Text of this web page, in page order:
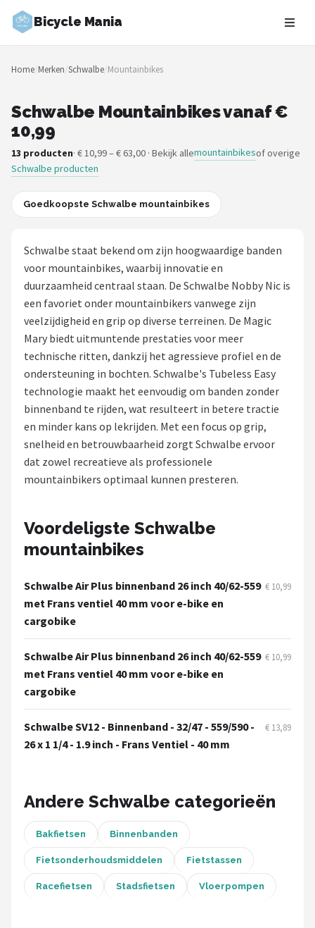
Bicycle Mania
Zoeken
NAVIGATIE
Merken
Blog
Fietsroutes
Stadsfietsen
Elektrische fietsen
Mountainbikes
Shop
POPULAIRE MERKEN
Basil
Volare
AXA
BBB Cycling
Schwalbe
Voltano
Cortina
Home/Merken/Schwalbe/Mountainbikes
Schwalbe Mountainbikes vanaf €
10,99
13 producten· € 10,99 – € 63,00 · Bekijk allemountainbikesof overige
Schwalbe producten
Goedkoopste Schwalbe mountainbikes
Schwalbe staat bekend om zijn hoogwaardige banden
voor mountainbikes, waarbij innovatie en
duurzaamheid centraal staan. De Schwalbe Nobby Nic is
een favoriet onder mountainbikers vanwege zijn
veelzijdigheid en grip op diverse terreinen. De Magic
Mary biedt uitmuntende prestaties voor meer
technische ritten, dankzij het agressieve profiel en de
ondersteuning in bochten. Schwalbe's Tubeless Easy
technologie maakt het eenvoudig om banden zonder
binnenband te rijden, wat resulteert in betere tractie
en minder kans op lekrijden. Met een focus op grip,
snelheid en betrouwbaarheid zorgt Schwalbe ervoor
dat zowel recreatieve als professionele
mountainbikers optimaal kunnen presteren.
Voordeligste Schwalbe
mountainbikes
Schwalbe Air Plus binnenband 26 inch 40/62-559
met Frans ventiel 40 mm voor e-bike en
cargobike
€ 10,99
Schwalbe Air Plus binnenband 26 inch 40/62-559
met Frans ventiel 40 mm voor e-bike en
cargobike
€ 10,99
Schwalbe SV12 - Binnenband - 32/47 - 559/590 -
26 x 1 1/4 - 1.9 inch - Frans Ventiel - 40 mm
€ 13,89
Andere Schwalbe categorieën
Bakfietsen Binnenbanden
Fietsonderhoudsmiddelen Fietstassen
Racefietsen Stadsfietsen Vloerpompen